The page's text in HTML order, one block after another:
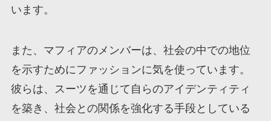
います。
また、マフィアのメンバーは、社会の中での地位
を示すためにファッションに気を使っています。
彼らは、スーツを通じて自らのアイデンティティ
を築き、社会との関係を強化する手段としている